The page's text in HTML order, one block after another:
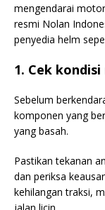
mengendarai
resmi Nolan
penyedia helm
1. Cek
Sebelum
komponen yang
yang basah.
Pastikan tekanan
dan periksa
kehilangan traksi,
jalan licin.